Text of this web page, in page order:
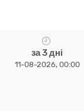
за 3 дні
11-08-2026, 00:00